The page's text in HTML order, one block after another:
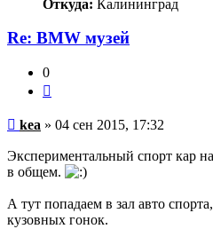
Откуда: Калининград
Re: BMW музей
0
Непрочитанное
kea » 04 сен 2015, 17:32
Экспериментальный спорт кар
в общем.
А тут попадаем в зал авто
кузовных гонок.